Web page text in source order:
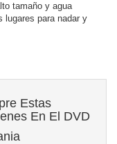
tamaño y agua
lugares para nadar y
Estas
En El DVD